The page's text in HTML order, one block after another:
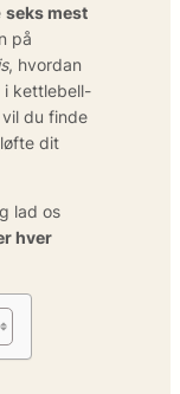
seks mest
på
, hvordan
i kettlebell-
du finde
dit
lad os
hver